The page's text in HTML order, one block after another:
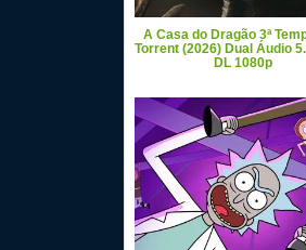
A Casa do Dragão 3ª
Torrent (2026) Dual Áudio
DL 1080p